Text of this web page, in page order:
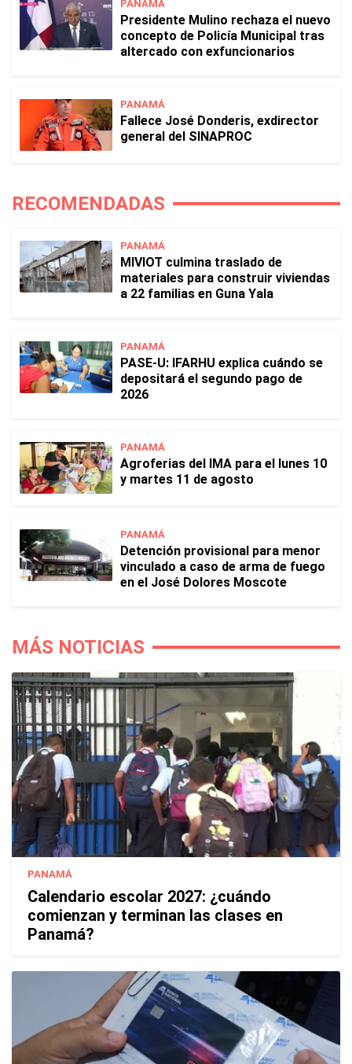
PANAMÁ
Presidente Mulino rechaza el nuevo
concepto de Policía Municipal tras
altercado con exfuncionarios
PANAMÁ
Fallece José Donderis, exdirector
general del SINAPROC
RECOMENDADAS
PANAMÁ
MIVIOT culmina traslado de
materiales para construir viviendas
a 22 familias en Guna Yala
PANAMÁ
PASE-U: IFARHU explica cuándo se
depositará el segundo pago de
2026
PANAMÁ
Agroferias del IMA para el lunes 10
y martes 11 de agosto
PANAMÁ
Detención provisional para menor
vinculado a caso de arma de fuego
en el José Dolores Moscote
MÁS NOTICIAS
PANAMÁ
Calendario escolar 2027: ¿cuándo
comienzan y terminan las clases en
Panamá?